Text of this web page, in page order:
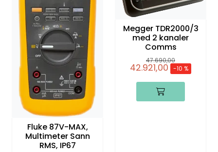
Fluke 87V-MAX,
Multimeter Sann
RMS, IP67
Megger TDR2000/3
med 2 kanaler
Comms
47.690,00
42.921,00 -10 %